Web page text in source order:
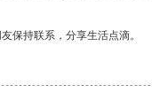
保持联系，分享生活点滴。